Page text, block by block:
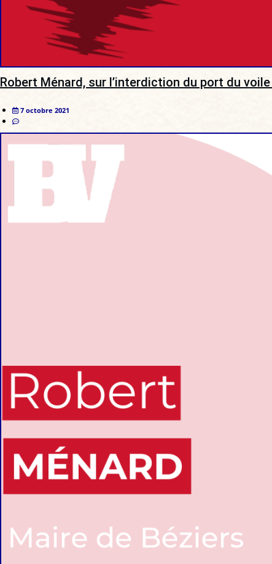
Robert Ménard, sur l’interdiction du port du
7 octobre 2021